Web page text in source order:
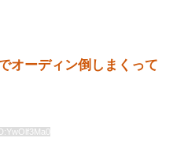
オーディン倒しまくって
ID:YwOlf3Ma0